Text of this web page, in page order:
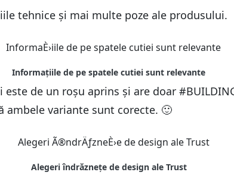
tehnice și mai multe poze ale produsului.
de un roșu aprins și are doar
ambele variante sunt corecte. 🙂